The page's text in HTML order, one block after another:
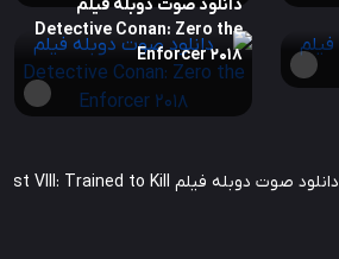
دانلود صوت دوبله فیلم
Detective Conan: Zero the
Enforcer 2018
دانلود صوت دوبله فیلم Bloodfist VIII: Trained to Kill